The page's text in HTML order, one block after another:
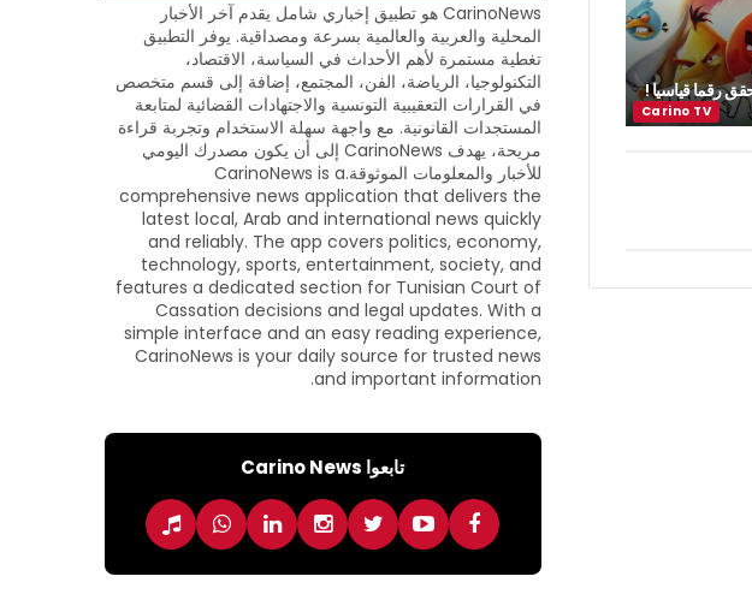
CarinoNews هو تطبيق إخباري شامل يقدم آخر الأخبار
المحلية والعربية والعالمية بسرعة ومصداقية. يوفر التطبيق
تغطية مستمرة لأهم الأحداث في السياسة، الاقتصاد،
التكنولوجيا، الرياضة، الفن، المجتمع، إضافة إلى قسم متخصص
في القرارات التعقيبية التونسية والاجتهادات القضائية لمتابعة
المستجدات القانونية. مع واجهة سهلة الاستخدام وتجربة قراءة
مريحة، يهدف CarinoNews إلى أن يكون مصدرك اليومي
للأخبار والمعلومات الموثوقة.CarinoNews is a
comprehensive news application that delivers the
latest local, Arab and international news quickly
and reliably. The app covers politics, economy,
technology, sports, entertainment, society, and
features a dedicated section for Tunisian Court of
Cassation decisions and legal updates. With a
simple interface and an easy reading experience,
CarinoNews is your daily source for trusted news
and important information.
تابعوا Carino News